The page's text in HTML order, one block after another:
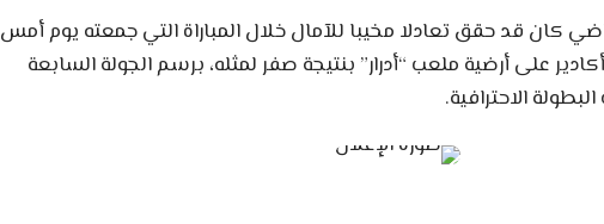
كان قد حقق تعادلا مخيبا للآمال خلال المباراة التي جمعته يوم أمس
على أرضية ملعب “أدرار” بنتيجة صفر لمثله، برسم الجولة السابعة
الاحترافية.